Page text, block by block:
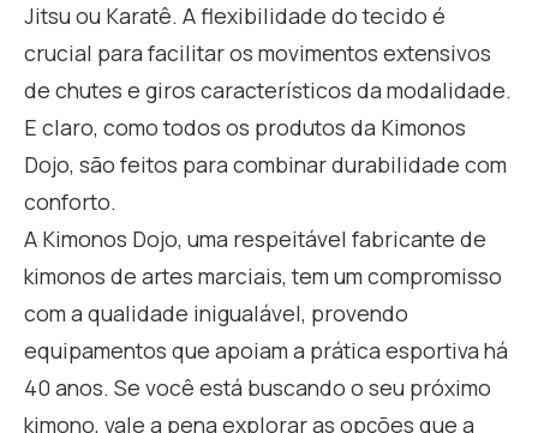
Jitsu ou Karatê. A flexibilidade do tecido é
crucial para facilitar os movimentos extensivos
de chutes e giros característicos da modalidade.
E claro, como todos os produtos da Kimonos
Dojo, são feitos para combinar durabilidade com
conforto.
A Kimonos Dojo, uma respeitável fabricante de
kimonos de artes marciais, tem um compromisso
com a qualidade inigualável, provendo
equipamentos que apoiam a prática esportiva há
40 anos. Se você está buscando o seu próximo
kimono, vale a pena explorar as opções que a